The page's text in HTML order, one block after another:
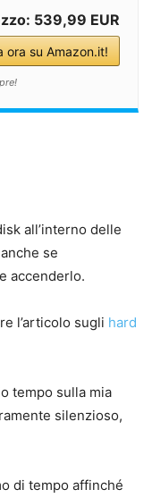
539,99 EUR
ora su Amazon.it!
all’interno delle
se
accenderlo.
l’articolo sugli hard
tempo sulla mia
silenzioso,
di tempo affinché